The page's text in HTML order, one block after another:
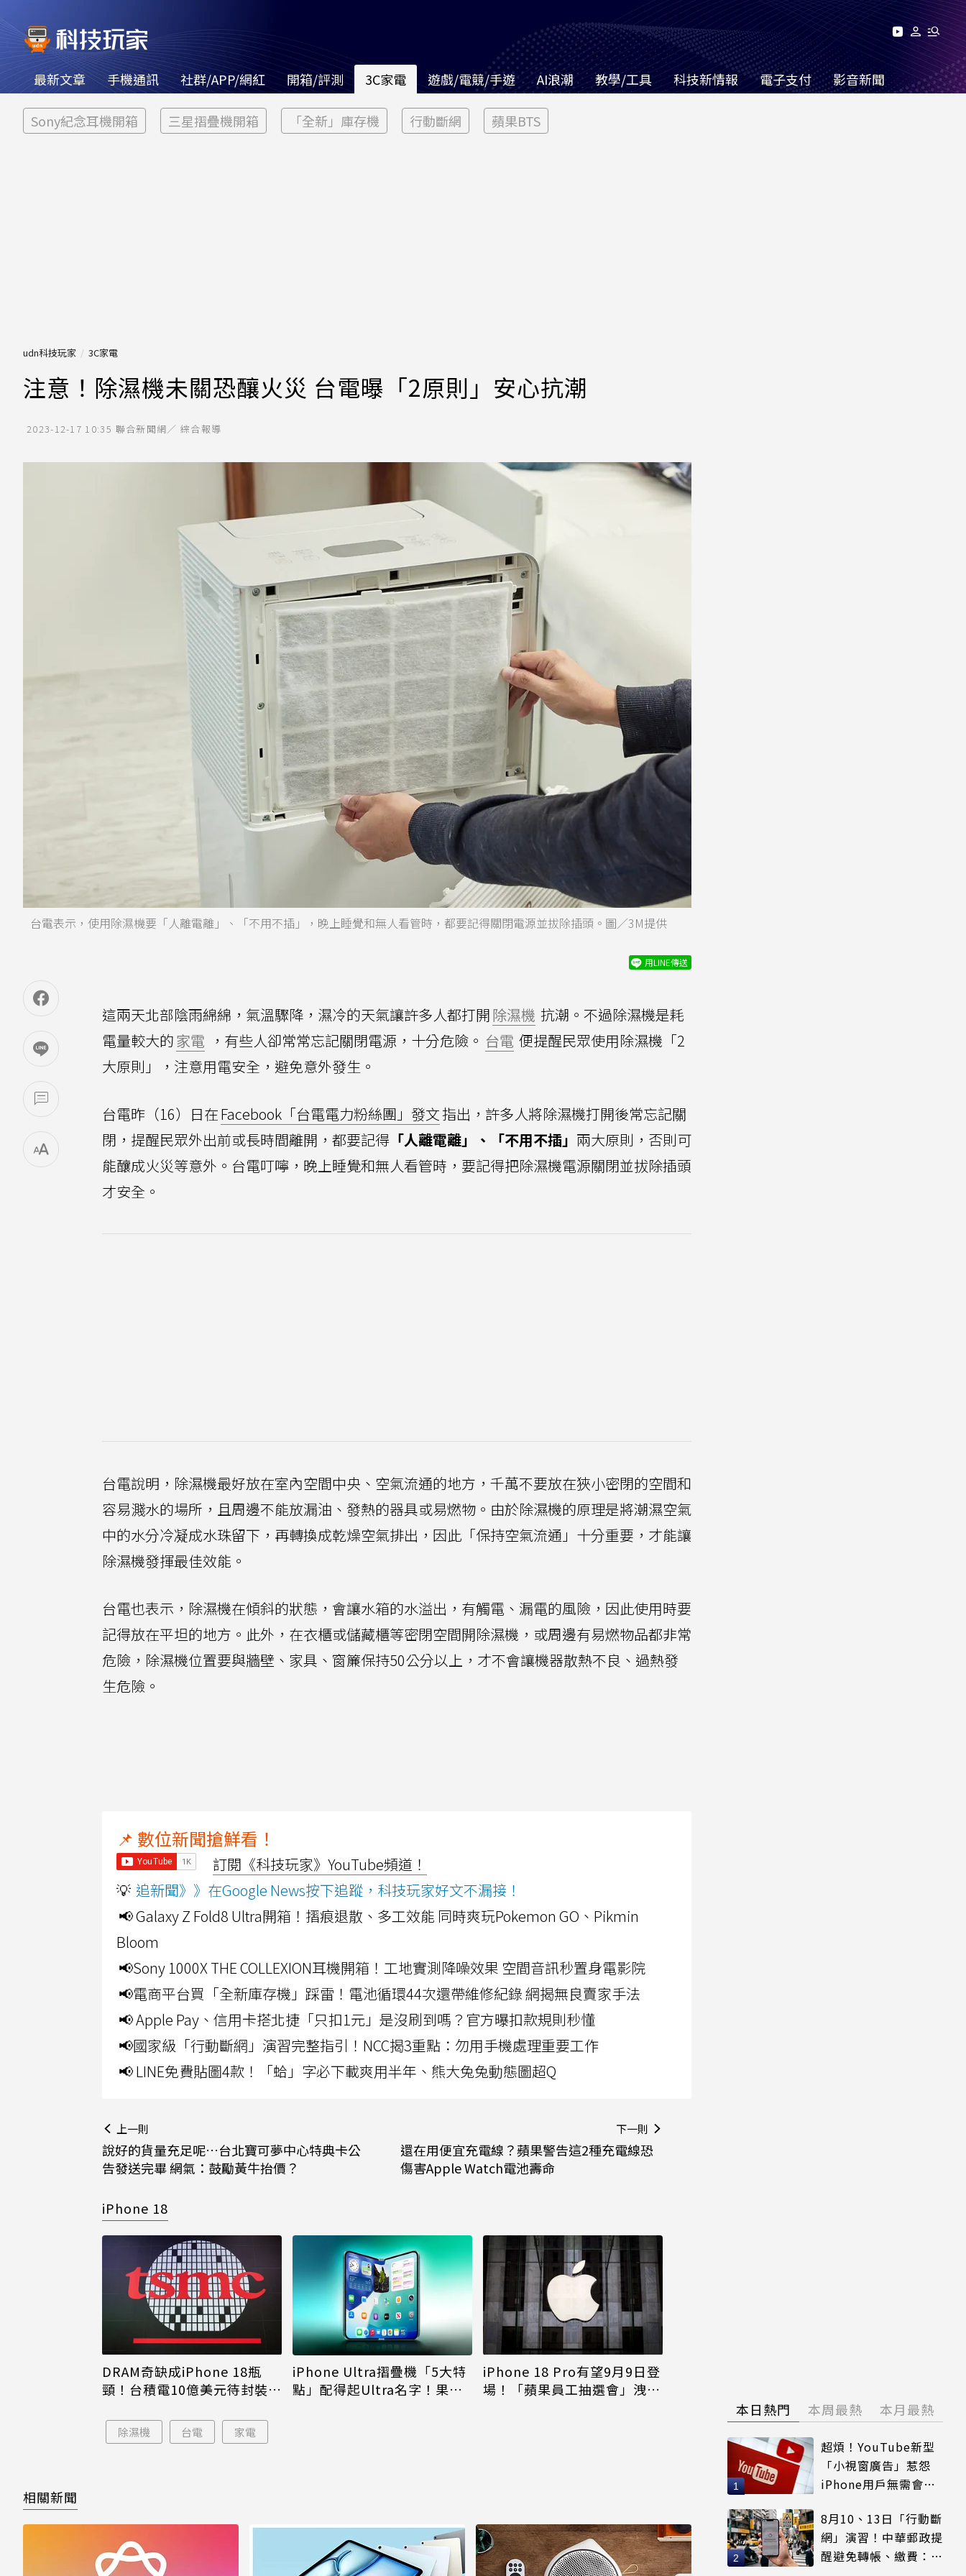
最新文章 手機通訊 社群/APP/網紅 開箱/評測 3C家電 遊戲/電競/手遊 AI浪潮 教學/工具 科技新情報 電子支付 影音新聞
Sony紀念耳機開箱 三星摺疊機開箱 「全新」庫存機 行動斷網 蘋果BTS
udn科技玩家 3C家電
注意！除濕機未關恐釀火災 台電曝「2原則」安心抗潮
2023-12-17 10:35 聯合新聞網／ 綜合報導
台電表示，使用除濕機要「人離電離」、「不用不插」，晚上睡覺和無人看管時，都要記得關閉電源並拔除插頭。圖／3M提供
用LINE傳送
這兩天北部陰雨綿綿，氣溫驟降，濕冷的天氣讓許多人都打開除濕機 抗潮。不過除濕機是耗
電量較大的家電 ，有些人卻常常忘記關閉電源，十分危險。 台電 便提醒民眾使用除濕機「2
大原則」，注意用電安全，避免意外發生。
台電昨（16）日在Facebook「台電電力粉絲團」發文指出，許多人將除濕機打開後常忘記關
閉，提醒民眾外出前或長時間離開，都要記得 「人離電離」、「不用不插」 兩大原則，否則可
能釀成火災等意外。台電叮嚀，晚上睡覺和無人看管時，要記得把除濕機電源關閉並拔除插頭
才安全。
台電說明，除濕機最好放在室內空間中央、空氣流通的地方，千萬不要放在狹小密閉的空間和
容易濺水的場所，且周邊不能放漏油、發熱的器具或易燃物。由於除濕機的原理是將潮濕空氣
中的水分冷凝成水珠留下，再轉換成乾燥空氣排出，因此「保持空氣流通」十分重要，才能讓
除濕機發揮最佳效能。
台電也表示，除濕機在傾斜的狀態，會讓水箱的水溢出，有觸電、漏電的風險，因此使用時要
記得放在平坦的地方。此外，在衣櫃或儲藏櫃等密閉空間開除濕機，或周邊有易燃物品都非常
危險，除濕機位置要與牆壁、家具、窗簾保持50公分以上，才不會讓機器散熱不良、過熱發
生危險。
📌 數位新聞搶鮮看！
訂閱《科技玩家》YouTube頻道！
💡 追新聞》》在Google News按下追蹤，科技玩家好文不漏接！
📢 Galaxy Z Fold8 Ultra開箱！摺痕退散、多工效能 同時爽玩Pokemon GO、Pikmin
Bloom
📢Sony 1000X THE COLLEXION耳機開箱！工地實測降噪效果 空間音訊秒置身電影院
📢電商平台買「全新庫存機」踩雷！電池循環44次還帶維修紀錄 網揭無良賣家手法
📢 Apple Pay、信用卡搭北捷「只扣1元」是沒刷到嗎？官方曝扣款規則秒懂
📢國家級「行動斷網」演習完整指引！NCC揭3重點：勿用手機處理重要工作
📢 LINE免費貼圖4款！「蛤」字必下載爽用半年、熊大兔兔動態圖超Q
上一則
說好的貨量充足呢…台北寶可夢中心特典卡公
告發送完畢 網氣：鼓勵黃牛抬價？
下一則
還在用便宜充電線？蘋果警告這2種充電線恐
傷害Apple Watch電池壽命
iPhone 18
DRAM奇缺成iPhone 18瓶
頸！台積電10億美元待封裝晶
iPhone Ultra摺疊機「5大特
點」配得起Ultra名字！果粉
iPhone 18 Pro有望9月9日登
場！「蘋果員工抽選會」洩端
除濕機 台電 家電
相關新聞
本日熱門 本周最熱 本月最熱
超煩！YouTube新型
「小視窗廣告」惹怨
iPhone用戶無需會員
8月10、13日「行動斷
網」演習！中華郵政提
醒避免轉帳、繳費：務